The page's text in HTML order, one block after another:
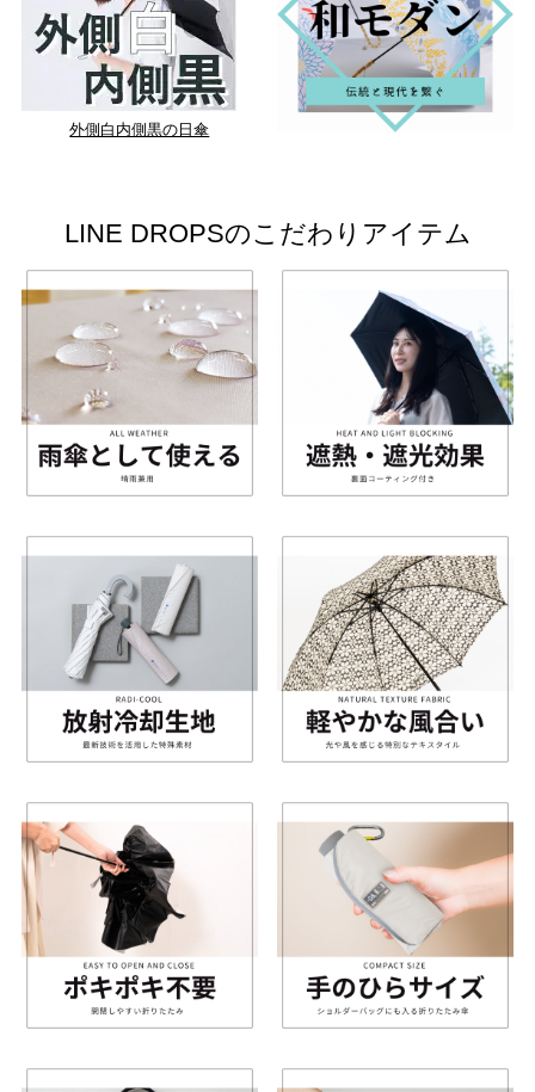
外側白内側黒の日傘
LINE DROPSのこだわりアイテム